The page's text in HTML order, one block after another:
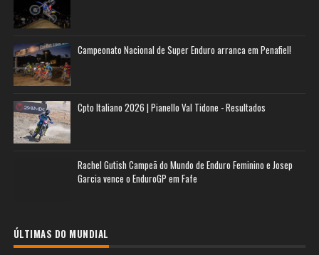
Campeonato Nacional de Super Enduro arranca em Penafiel!
Cpto Italiano 2026 | Pianello Val Tidone - Resultados
Rachel Gutish Campeã do Mundo de Enduro Feminino e Josep
Garcia vence o EnduroGP em Fafe
ÚLTIMAS DO MUNDIAL